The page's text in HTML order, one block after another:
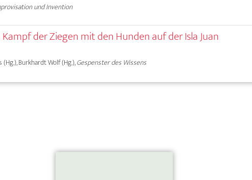
und Invention
der Ziegen mit den Hunden auf der Isla Juan
(Hg.), Burkhardt Wolf (Hg.),Gespenster des Wissens